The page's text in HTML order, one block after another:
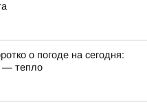
о погоде на сегодня:
— тепло